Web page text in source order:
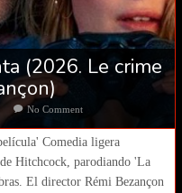
(2026. Le crime
No Comment
Comedia ligera
Hitchcock, parodiando 'La
El director Rémi Bezançon